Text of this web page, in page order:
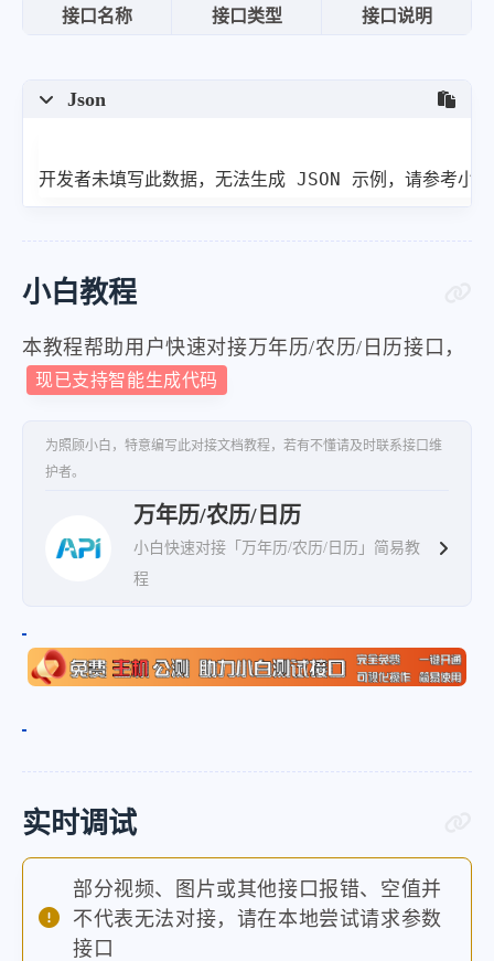
"traditionalChineseInfo": {
"甲子月"
"currentJieQi": "",
"nextJieQiName": "冬至",
"nextJieQiTime":
"2023-12-22
}
}
}
接口名称 接口类型 接口说明
Json
开发者未填写此数据，无法生成 JSON 示例，请参考小
小白教程
本教程帮助用户快速对接万年历/农历/日历接口，
现已支持智能生成代码
为照顾小白，特意编写此对接文档教程，若有不懂请及时联系接口维
护者。
万年历/农历/日历
小白快速对接「万年历/农历/日历」简易教
程
实时调试
部分视频、图片或其他接口报错、空值并
不代表无法对接，请在本地尝试请求参数
接口